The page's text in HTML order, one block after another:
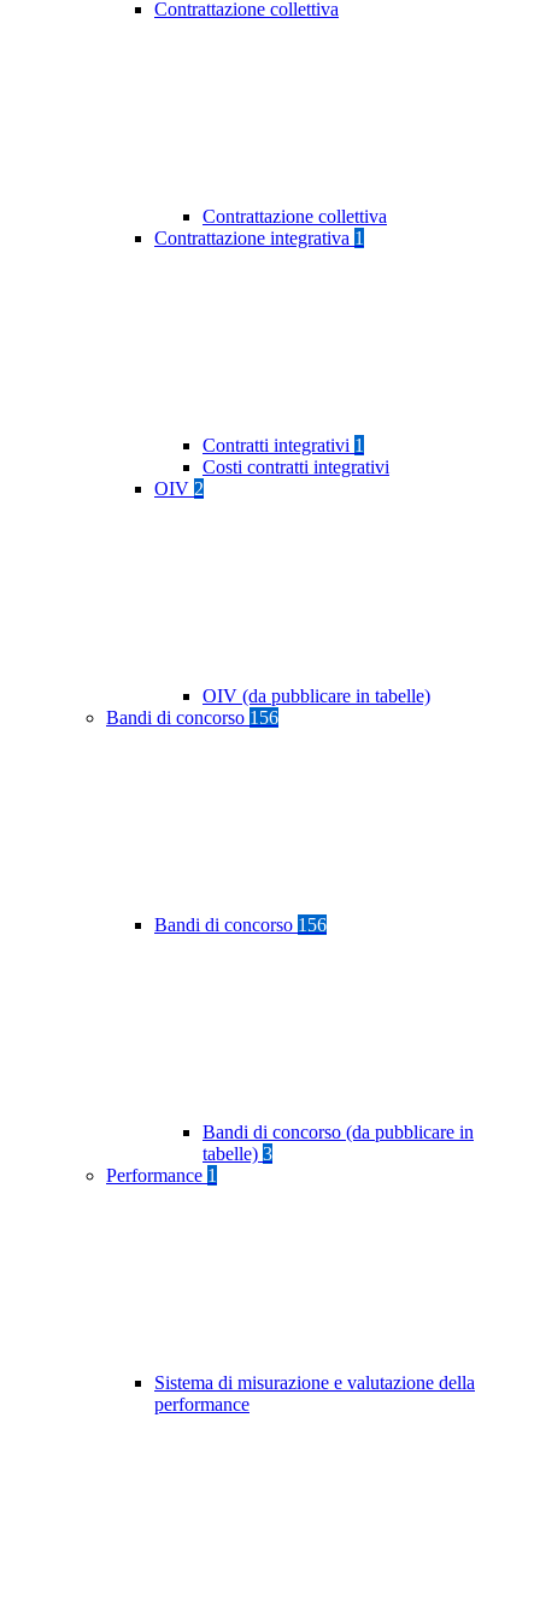
Contrattazione collettiva
Contrattazione collettiva
Contrattazione integrativa 1
Contratti integrativi 1
Costi contratti integrativi
OIV 2
OIV (da pubblicare in tabelle)
Bandi di concorso 156
Bandi di concorso 156
Bandi di concorso (da pubblicare in
tabelle) 3
Performance 1
Sistema di misurazione e valutazione della
performance